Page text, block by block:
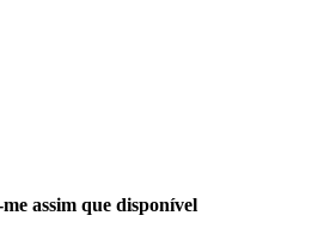
assim que disponível